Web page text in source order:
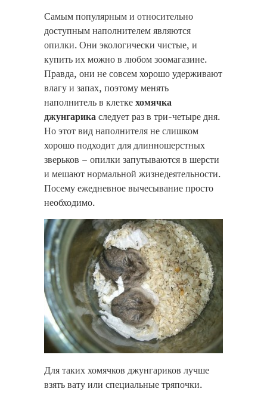
Самым популярным и относительно
доступным наполнителем являются
опилки. Они экологически чистые, и
купить их можно в любом зоомагазине.
Правда, они не совсем хорошо удерживают
влагу и запах, поэтому менять
наполнитель в клеткехомячка
джунгарикаследует раз в три-четыре дня.
Но этот вид наполнителя не слишком
хорошо подходит для длинношерстных
зверьков – опилки запутываются в шерсти
и мешают нормальной жизнедеятельности.
Посему ежедневное вычесывание просто
необходимо.
Для таких хомячков джунгариков лучше
взять вату или специальные тряпочки.